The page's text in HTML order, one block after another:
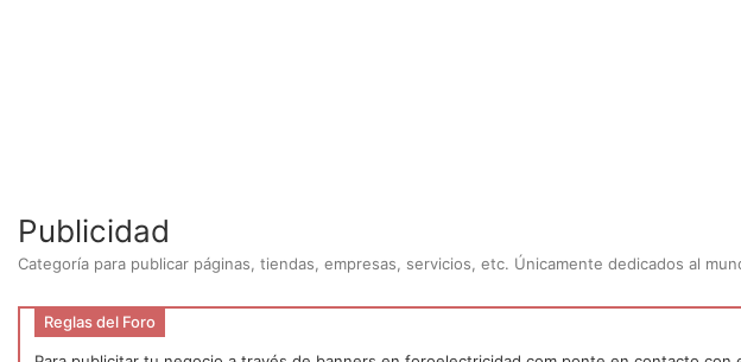
Publicidad
Categoría para publicar páginas, tiendas, empresas, servicios, etc. Únicamente dedicados al
Reglas del Foro